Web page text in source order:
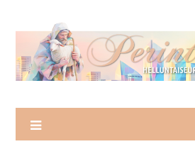
content